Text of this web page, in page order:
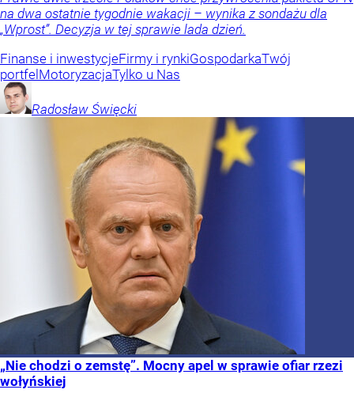
na dwa ostatnie tygodnie wakacji – wynika z sondażu dla
„Wprost”. Decyzja w tej sprawie lada dzień.
Finanse i inwestycjeFirmy i rynkiGospodarkaTwój
portfelMotoryzacjaTylko u Nas
Radosław Święcki
„Nie chodzi o zemstę”. Mocny apel w sprawie ofiar rzezi
wołyńskiej